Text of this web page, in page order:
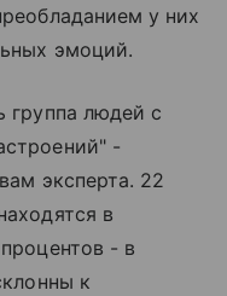
у них
эмоций.
группа людей с
-
эксперта. 22
в
- в
к